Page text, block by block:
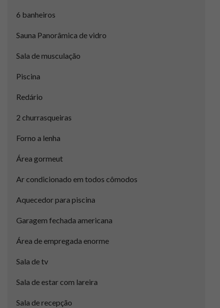
6 banheiros
Sauna Panorâmica de vidro
Sala de musculação
Piscina
Redário
2 churrasqueiras
Forno a lenha
Área gormeut
Ar condicionado em todos cômodos
Aquecedor para piscina
Garagem fechada americana
Área de empregada enorme
Sala de tv
Sala de estar com lareira
Sala de recepção